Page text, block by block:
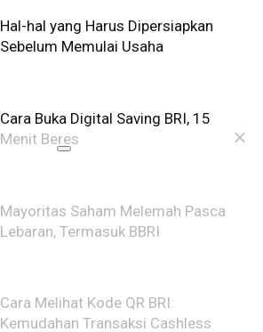
Hal-hal yang Harus Dipersiapkan
Sebelum Memulai Usaha
Cara Buka Digital Saving BRI, 15
Menit Beres
Mayoritas Saham Melemah Pasca
Lebaran, Termasuk BBRI
Cara Melihat Kode QR BRI:
Kemudahan Transaksi Cashless